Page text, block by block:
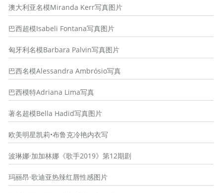
澳大利亚名模Miranda Kerr写真图片
巴西超模Isabeli Fontana写真图片
匈牙利名模Barbara Palvin写真图片
巴西名模Alessandra Ambrósio写真
巴西模特Adriana Lima写真
著名超模Bella Hadid写真图片
欧美明星凯莉•布鲁克冷艳内衣写
波琳娜·加加林娜《歌手2019》第12期剧
玛丽昂·歌迪亚热辣红唇性感图片